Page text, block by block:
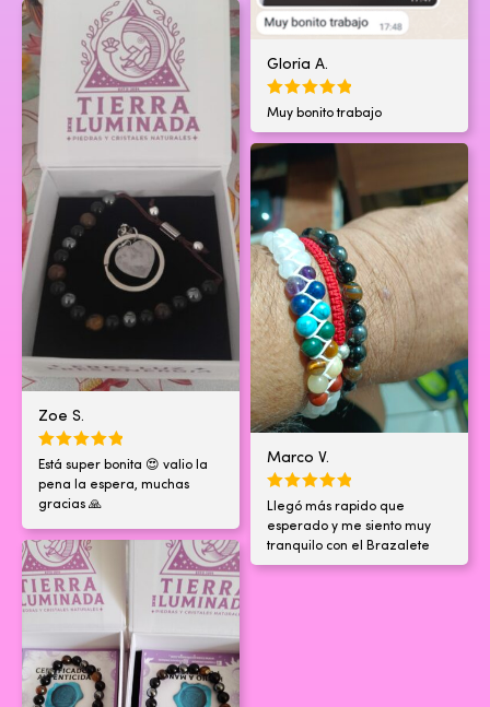
Gloria A.
Muy bonito trabajo
Zoe S.
Está super bonita 😍 valio la
pena la espera, muchas
gracias 🙏
Marco V.
Llegó más rapido que
esperado y me siento muy
tranquilo con el Brazalete